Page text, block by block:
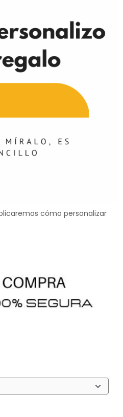
cómo personalizar